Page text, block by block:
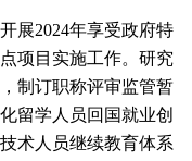
展2024年享受政府特
项目实施工作。研究
制订职称评审监管暂
留学人员回国就业创
术人员继续教育体系